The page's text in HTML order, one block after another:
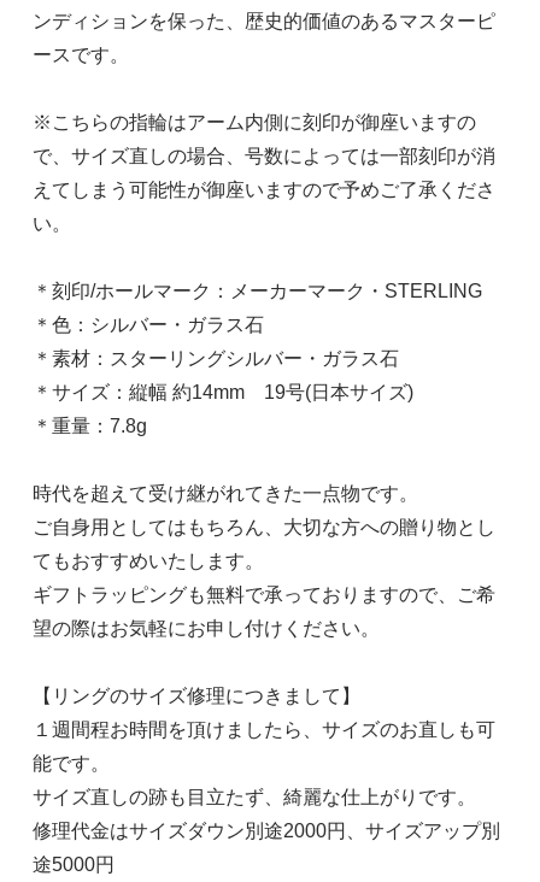
ンディションを保った、歴史的価値のあるマスターピ
ースです。
※こちらの指輪はアーム内側に刻印が御座いますの
で、サイズ直しの場合、号数によっては一部刻印が消
えてしまう可能性が御座いますので予めご了承くださ
い。
＊刻印/ホールマーク：メーカーマーク・STERLING
＊色：シルバー・ガラス石
＊素材：スターリングシルバー・ガラス石
＊サイズ：縦幅 約14mm 19号(日本サイズ)
＊重量：7.8g
時代を超えて受け継がれてきた一点物です。
ご自身用としてはもちろん、大切な方への贈り物とし
てもおすすめいたします。
ギフトラッピングも無料で承っておりますので、ご希
望の際はお気軽にお申し付けください。
【リングのサイズ修理につきまして】
１週間程お時間を頂けましたら、サイズのお直しも可
能です。
サイズ直しの跡も目立たず、綺麗な仕上がりです。
修理代金はサイズダウン別途2000円、サイズアップ別
途5000円